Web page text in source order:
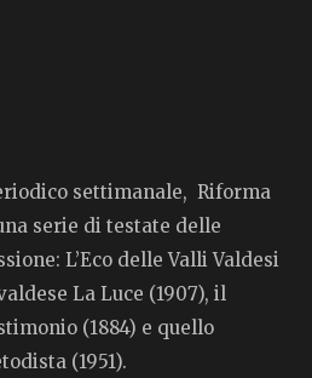
settimanale, Riforma
serie di testate delle
L’Eco delle Valli Valdesi
La Luce (1907), il
(1884) e quello
(1951).